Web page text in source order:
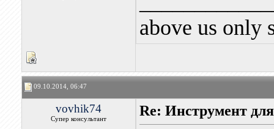
above us only
09.10.2014, 06:47
vovhik74
Супер консультант
Re: Инструмент